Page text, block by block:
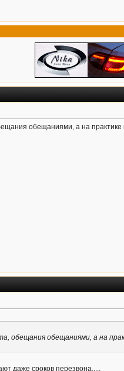
обещаниями, а на практике
обещания обещаниями, а на
даже сроков перезвона.....